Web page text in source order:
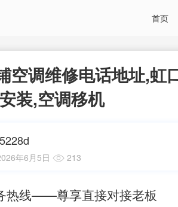
首页
空调维修电话地址,虹
装,空调移机
年6月5日 213
热线——尊享直接对接老板